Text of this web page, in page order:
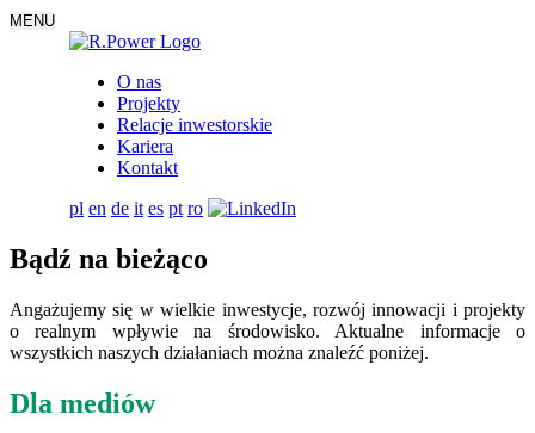
MENU
O nas
Projekty
Relacje inwestorskie
Kariera
Kontakt
pl en de it es pt ro
Bądź na bieżąco
Angażujemy się w wielkie inwestycje, rozwój innowacji i projekty
o realnym wpływie na środowisko. Aktualne informacje o
wszystkich naszych działaniach można znaleźć poniżej.
Dla mediów